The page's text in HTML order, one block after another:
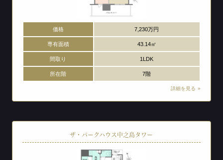
価格 7,230万円
専有面積 43.14㎡
間取り 1LDK
所在階 7階
詳細を見る
ザ・パークハウス中之島タワー